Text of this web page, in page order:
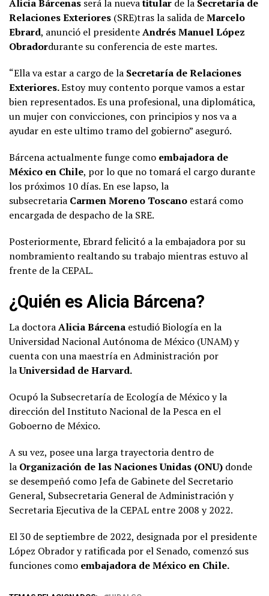
Alicia Bárcenas será la nuevatitular de la Secretaría de
Relaciones Exteriores (SRE)tras la salida deMarcelo
Ebrard, anunció el presidenteAndrés Manuel López
Obradordurante su conferencia de este martes.
“Ella va estar a cargo de la Secretaría de Relaciones
Exteriores.Estoy muy contento porque vamos a estar
bien representados. Es una profesional, una diplomática,
un mujer con convicciones, con principios y nos va a
ayudar en este ultimo tramo del gobierno” aseguró.
Bárcena actualmente funge como embajadora de
México en Chile, por lo que no tomará el cargo durante
los próximos 10 días. En ese lapso, la
subsecretaria Carmen Moreno Toscano estará como
encargada de despacho de la SRE.
Posteriormente, Ebrard felicitó a la embajadora por su
nombramiento realtando su trabajo mientras estuvo al
frente de la CEPAL.
¿Quién es Alicia Bárcena?
La doctoraAlicia Bárcena estudió Biología en la
Universidad Nacional Autónoma de México (UNAM) y
cuenta con una maestría en Administración por
laUniversidad de Harvard.
Ocupó la Subsecretaría de Ecología de México y la
dirección del Instituto Nacional de la Pesca en el
Goboerno de México.
A su vez, posee una larga trayectoria dentro de
la Organización de las Naciones Unidas (ONU) donde
se desempeñó como Jefa de Gabinete del Secretario
General, Subsecretaria General de Administración y
Secretaria Ejecutiva de la CEPAL entre 2008 y 2022.
El 30 de septiembre de 2022, designada por el presidente
López Obrador y ratificada por el Senado, comenzó sus
funciones como embajadora de México en Chile.